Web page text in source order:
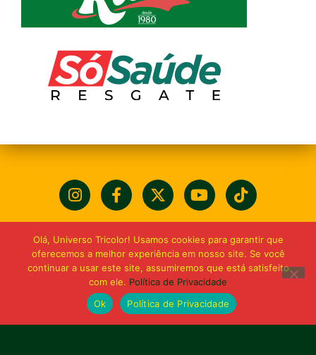
Olá, Universo Tricolor! Usamos cookies para garantir que
oferecemos a melhor experiência em nosso site. Se você
continuar a usar este site, assumiremos que está satisfeito
com ele. Política de Privacidade
Ok
Política de Privacidade